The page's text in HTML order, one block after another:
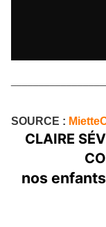
SOURCE :
CLAIRE
nos